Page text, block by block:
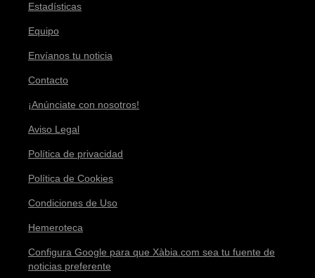
Estadísticas
Equipo
Envíanos tu noticia
Contacto
¡Anúnciate con nosotros!
Aviso Legal
Política de privacidad
Política de Cookies
Condiciones de Uso
Hemeroteca
Configura Google para que Xàbia.com sea tu fuente de
noticias preferente